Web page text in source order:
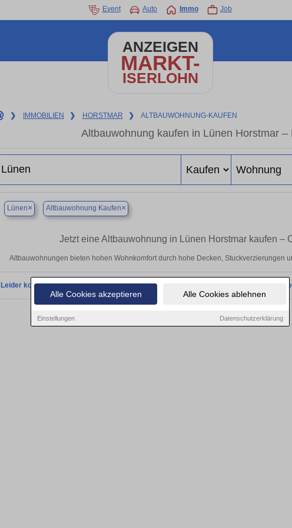
Alle Cookies akzeptieren Alle Cookies ablehnen
Einstellungen Datenschutzerklärung
Event Auto Immo Job
ANZEIGEN
MARKT-
ISERLOHN
❯ IMMOBILIEN ❯ HORSTMAR ❯ ALTBAUWOHNUNG-KAUFEN
Altbauwohnung kaufen in Lünen Horstmar –
Lünen× Altbauwohnung Kaufen×
Jetzt eine Altbauwohnung in Lünen Horstmar kaufen –
Altbauwohnungen bieten hohen Wohnkomfort durch hohe Decken, Stuckverzierungen
Leider konnten wir derzeit keine passenden Objekte finden. Schauen Sie bald wieder